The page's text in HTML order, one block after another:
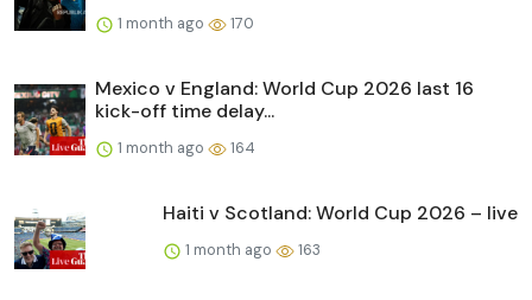
1 month ago 170
Mexico v England: World Cup 2026 last 16
kick-off time delay...
1 month ago 164
Haiti v Scotland: World Cup 2026 – live
1 month ago 163